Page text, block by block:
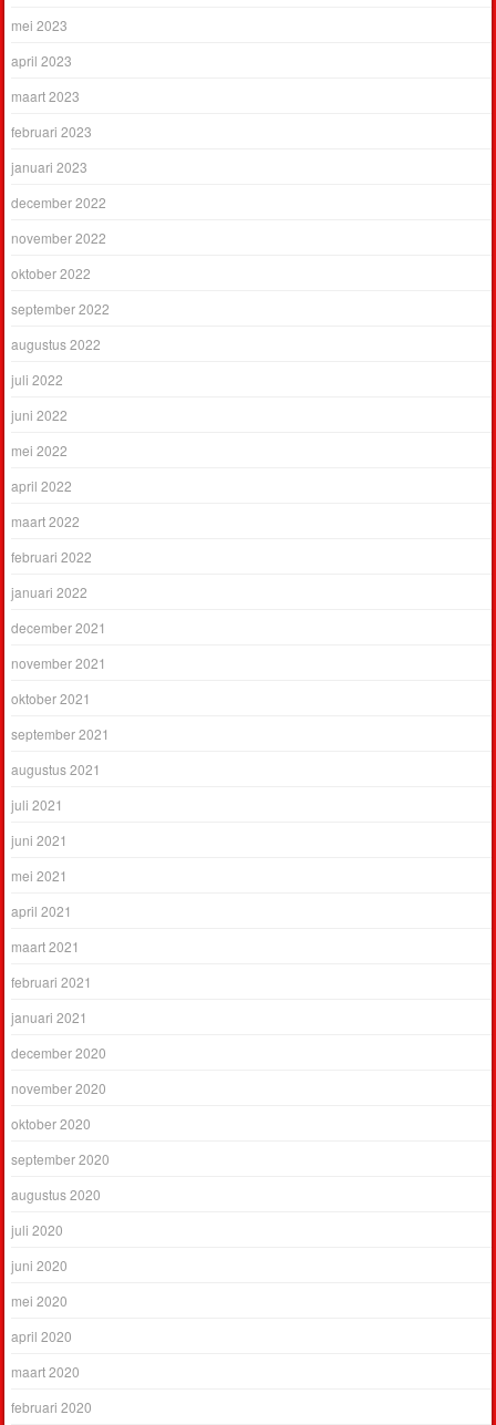
mei 2023
april 2023
maart 2023
februari 2023
januari 2023
december 2022
november 2022
oktober 2022
september 2022
augustus 2022
juli 2022
juni 2022
mei 2022
april 2022
maart 2022
februari 2022
januari 2022
december 2021
november 2021
oktober 2021
september 2021
augustus 2021
juli 2021
juni 2021
mei 2021
april 2021
maart 2021
februari 2021
januari 2021
december 2020
november 2020
oktober 2020
september 2020
augustus 2020
juli 2020
juni 2020
mei 2020
april 2020
maart 2020
februari 2020